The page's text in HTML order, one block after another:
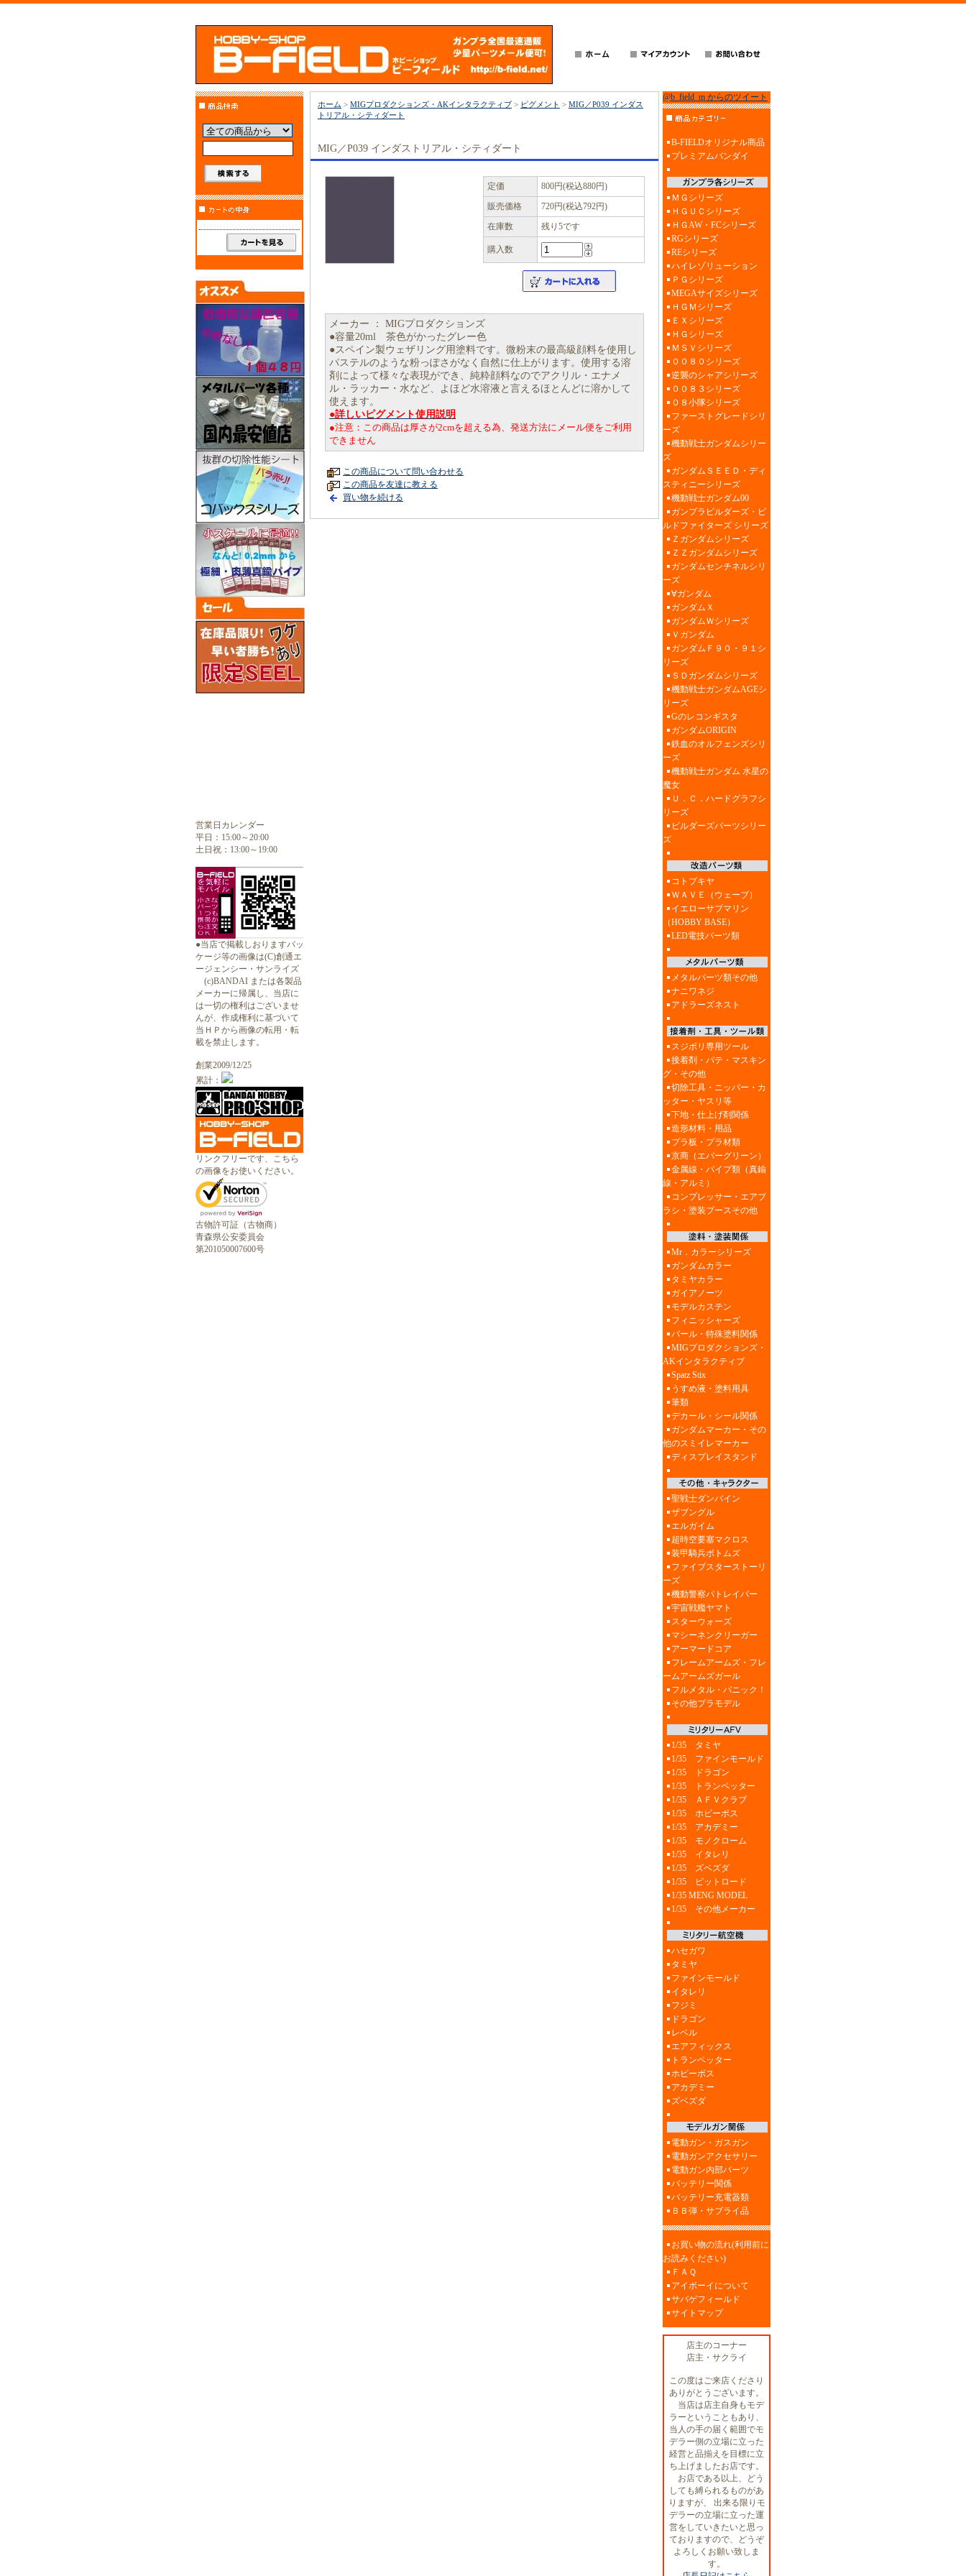
営業日カレンダー
平日：15:00～20:00
土日祝：13:00～19:00
●当店で掲載しおりますパッ
ケージ等の画像は(C)創通エ
ージェンシー・サンライズ
(c)BANDAI または各製品
メーカーに帰属し、当店に
は一切の権利はございませ
んが、作成権利に基づいて
当ＨＰから画像の転用・転
載を禁止します。
創業2009/12/25
累計：
リンクフリーです、こちら
の画像をお使いください。
古物許可証（古物商）
青森県公安委員会
第201050007600号
ホーム > MIGプロダクションズ・AKインタラクティブ > ピグメント > MIG／P039 インダス
トリアル・シティダート
MIG／P039 インダストリアル・シティダート
定価
800円(税込880円)
販売価格
720円(税込792円)
在庫数
残り5です
購入数
メーカー ： MIGプロダクションズ
●容量20ml 茶色がかったグレー色
●スペイン製ウェザリング用塗料です。微粉末の最高級顔料を使用し
パステルのような粉っぽさがなく自然に仕上がります。使用する溶
剤によって様々な表現ができ、純粋顔料なのでアクリル・エナメ
ル・ラッカー・水など、よほど水溶液と言えるほとんどに溶かして
使えます。
●詳しいピグメント使用説明
●注意：この商品は厚さが2cmを超える為、発送方法にメール便をご利用
できません
この商品について問い合わせる
この商品を友達に教える
買い物を続ける
@b_field_m からのツイート
B-FIELDオリジナル商品
プレミアムバンダイ
ＭＧシリーズ
ＨＧＵＣシリーズ
ＨＧAW・FCシリーズ
RGシリーズ
REシリーズ
ハイレゾリューション
ＰＧシリーズ
MEGAサイズシリーズ
ＨＧＭシリーズ
ＥＸシリーズ
ＨＧシリーズ
ＭＳＶシリーズ
００８０シリーズ
逆襲のシャアシリーズ
００８３シリーズ
０８小隊シリーズ
ファーストグレードシリ
ーズ
機動戦士ガンダムシリー
ズ
ガンダムＳＥＥＤ・ディ
スティニーシリーズ
機動戦士ガンダム00
ガンプラビルダーズ・ビ
ルドファイターズ シリーズ
Ｚガンダムシリーズ
ＺＺガンダムシリーズ
ガンダムセンチネルシリ
ーズ
∀ガンダム
ガンダムＸ
ガンダムＷシリーズ
Ｖガンダム
ガンダムＦ９０・９１シ
リーズ
ＳＤガンダムシリーズ
機動戦士ガンダムAGEシ
リーズ
Gのレコンギスタ
ガンダムORIGIN
鉄血のオルフェンズシリ
ーズ
機動戦士ガンダム 水星の
魔女
Ｕ．Ｃ．ハードグラフシ
リーズ
ビルダーズパーツシリー
ズ
コトブキヤ
ＷＡＶＥ（ウェーブ）
イエローサブマリン
（HOBBY BASE）
LED電技パーツ類
メタルパーツ類その他
ナニワネジ
アドラーズネスト
スジボリ専用ツール
接着剤・パテ・マスキン
グ・その他
切除工具・ニッパー・カ
ッター・ヤスリ等
下地・仕上げ剤関係
造形材料・用品
プラ板・プラ材類
京商（エバーグリーン）
金属線・パイプ類（真鍮
線・アルミ）
コンプレッサー・エアブ
ラシ・塗装ブースその他
Mr．カラーシリーズ
ガンダムカラー
タミヤカラー
ガイアノーツ
モデルカステン
フィニッシャーズ
パール・特殊塗料関係
MIGプロダクションズ・
AKインタラクティブ
Spatz Stix
うすめ液・塗料用具
筆類
デカール・シール関係
ガンダムマーカー・その
他のスミイレマーカー
ディスプレイスタンド
聖戦士ダンバイン
ザブングル
エルガイム
超時空要塞マクロス
装甲騎兵ボトムズ
ファイブスターストーリ
ーズ
機動警察パトレイバー
宇宙戦艦ヤマト
スターウォーズ
マシーネンクリーガー
アーマードコア
フレームアームズ・フレ
ームアームズガール
フルメタル・パニック！
その他プラモデル
1/35 タミヤ
1/35 ファインモールド
1/35 ドラゴン
1/35 トランペッター
1/35 ＡＦＶクラブ
1/35 ホビーボス
1/35 アカデミー
1/35 モノクローム
1/35 イタレリ
1/35 ズベズダ
1/35 ピットロード
1/35 MENG MODEL
1/35 その他メーカー
ハセガワ
タミヤ
ファインモールド
イタレリ
フジミ
ドラゴン
レベル
エアフィックス
トランペッター
ホビーボス
アカデミー
ズベズダ
電動ガン・ガスガン
電動ガンアクセサリー
電動ガン内部パーツ
バッテリー関係
バッテリー充電器類
ＢＢ弾・サブライ品
お買い物の流れ(利用前に
お読みください)
ＦＡＱ
アイボーイについて
サバゲフィールド
サイトマップ
店主のコーナー
店主・サクライ
この度はご来店くださり
ありがとうございます。
当店は店主自身もモデ
ラーということもあり、
当人の手の届く範囲でモ
デラー側の立場に立った
経営と品揃えを目標に立
ち上げましたお店です。
お店である以上、どう
しても縛られるものがあ
りますが、 出来る限りモ
デラーの立場に立った運
営をしていきたいと思っ
ておりますので、どうぞ
よろしくお願い致しま
す。